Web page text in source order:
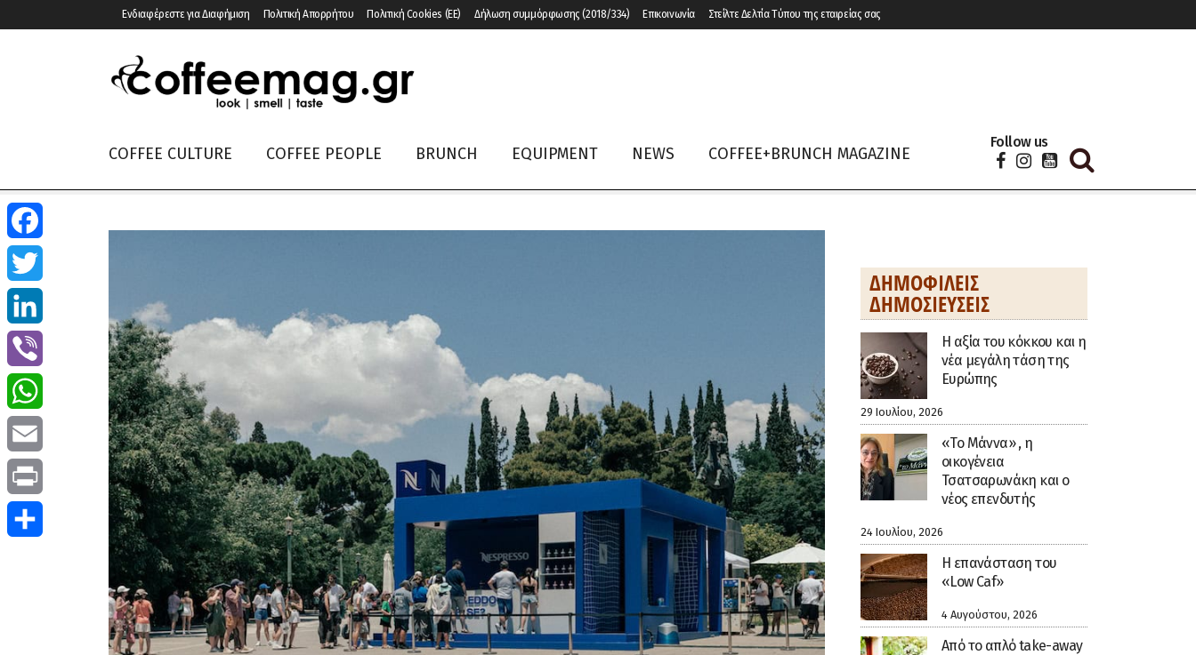
Ενδιαφέρεστε για Διαφήμιση Πολιτική Απορρήτου Πολιτική Cookies (ΕΕ) Δήλωση συμμόρφωσης (2018/334) Επικοινωνία Στείλτε Δελτία Τύπου της εταιρείας σας
COFFEE CULTURE COFFEE PEOPLE BRUNCH EQUIPMENT NEWS COFFEE+BRUNCH MAGAZINE
Follow us
ΔΗΜΟΦΙΛΕΊΣ
ΔΗΜΟΣΙΕΎΣΕΙΣ
H αξία του κόκκου και η
νέα μεγάλη τάση της
Ευρώπης
29 Ιουλίου, 2026
«Το Μάννα» , η
οικογένεια
Τσατσαρωνάκη και ο
νέος επενδυτής
24 Ιουλίου, 2026
Η επανάσταση του
«Low Caf»
4 Αυγούστου, 2026
Από το απλό take-away
Facebook
Twitter
LinkedIn
Viber
WhatsApp
Email
Print